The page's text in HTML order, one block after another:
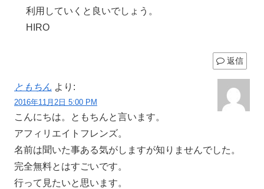
利用していくと良いでしょう。
HIRO
返信
ともちん より:
2016年11月2日 5:00 PM
こんにちは。ともちんと言います。
アフィリエイトフレンズ。
名前は聞いた事ある気がしますが知りませんでした。
完全無料とはすごいです。
行って見たいと思います。